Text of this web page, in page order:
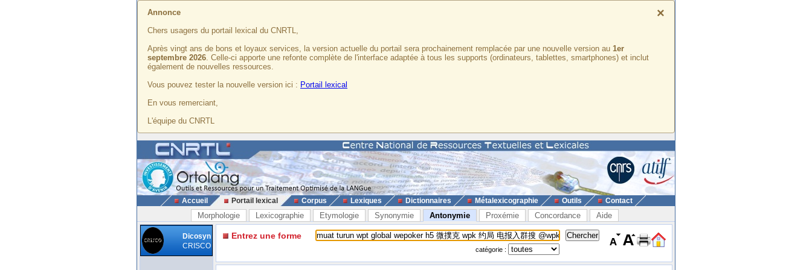
×
Annonce
Chers usagers du portail lexical du CNRTL,
Après vingt ans de bons et loyaux services, la version actuelle du portail sera prochainement remplacée par une nouvelle version au 1er
septembre 2026. Celle-ci apporte une refonte complète de l'interface adaptée à tous les supports (ordinateurs, tablettes, smartphones) et inclut
également de nouvelles ressources.
Vous pouvez tester la nouvelle version ici : Portail lexical
En vous remerciant,
L'équipe du CNRTL
Accueil Portail lexical Corpus Lexiques Dictionnaires Métalexicographie Outils Contact
Morphologie Lexicographie Etymologie Synonymie Antonymie Proxémie Concordance Aide
Dicosyn
CRISCO
Entrez une forme
catégorie :